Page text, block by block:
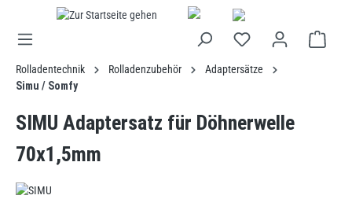
springen
Rolladentechnik Rolladenzubehör
Adaptersätze
Simu / Somfy
SIMU Adaptersatz für Döhnerwelle
70x1,5mm